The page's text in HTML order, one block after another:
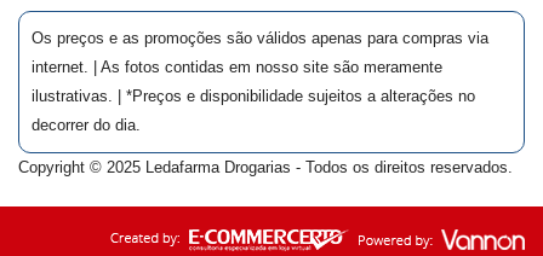
Os preços e as promoções são válidos apenas para compras via
internet. | As fotos contidas em nosso site são meramente
ilustrativas. | *Preços e disponibilidade sujeitos a alterações no
decorrer do dia.
Copyright © 2025 Ledafarma Drogarias - Todos os direitos reservados.